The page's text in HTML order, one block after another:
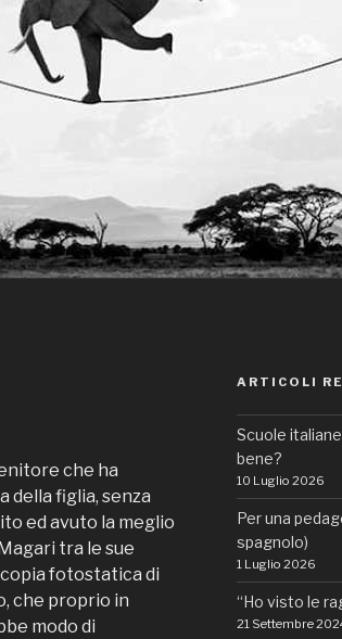
che ha
della figlia, senza
ed avuto la meglio
tra le sue
fotostatica di
che proprio in
modo di
ARTICOLI
Scuole
bene?
10 Luglio 2026
Per una
spagnolo)
1 Luglio 2026
“Ho visto le
21 Settembre